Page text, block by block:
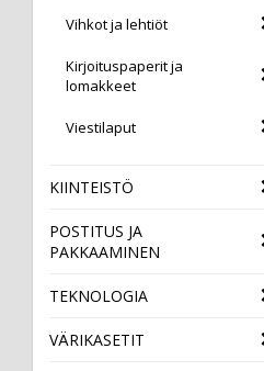
Vihkot ja lehtiöt
Kirjoituspaperit ja
lomakkeet
Viestilaput
KIINTEISTÖ
POSTITUS JA
PAKKAAMINEN
TEKNOLOGIA
VÄRIKASETIT